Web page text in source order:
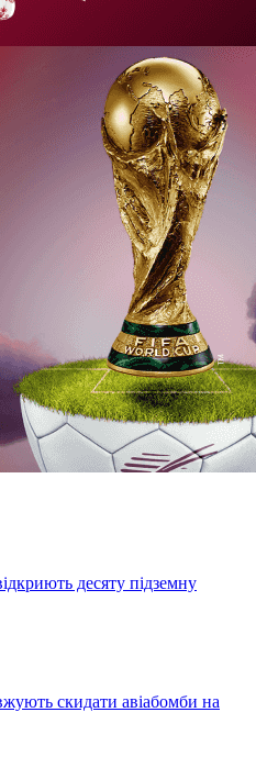
десяту підземну
скидати авіабомби на